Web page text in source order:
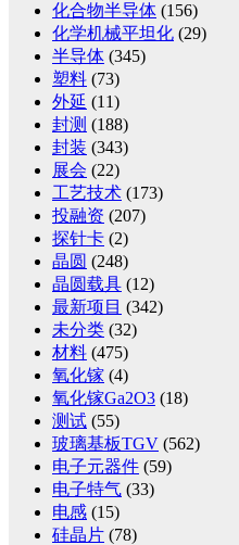
化合物半导体 (156)
化学机械平坦化 (29)
半导体 (345)
塑料 (73)
外延 (11)
封测 (188)
封装 (343)
展会 (22)
工艺技术 (173)
投融资 (207)
探针卡 (2)
晶圆 (248)
晶圆载具 (12)
最新项目 (342)
未分类 (32)
材料 (475)
氧化镓 (4)
氧化镓Ga2O3 (18)
测试 (55)
玻璃基板TGV (562)
电子元器件 (59)
电子特气 (33)
电感 (15)
硅晶片 (78)